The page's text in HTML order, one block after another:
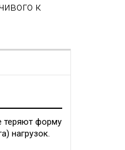
к
теряют форму
нагрузок.